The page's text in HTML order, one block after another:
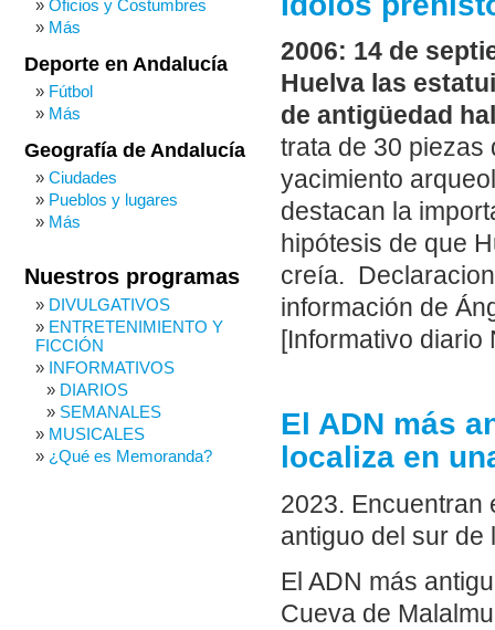
2006: 14 de
Huelva las
de antigüedad
trata de 30 piezas
yacimiento
destacan la
hipótesis de que
creía.
información de
[Informativo diario
El ADN más
localiza en
2023. Encuentran
antiguo del sur de
El ADN más
Cueva de
Oficios y Costumbres
Más
Deporte en Andalucía
Fútbol
Más
Geografía de Andalucía
Ciudades
Pueblos y lugares
Más
Nuestros programas
DIVULGATIVOS
ENTRETENIMIENTO Y
FICCIÓN
INFORMATIVOS
DIARIOS
SEMANALES
MUSICALES
¿Qué es Memoranda?